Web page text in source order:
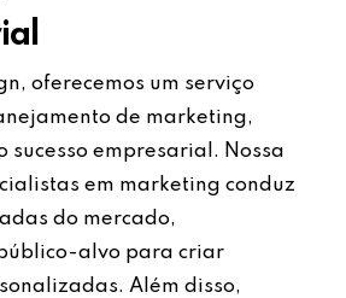
oferecemos um serviço
de marketing,
sucesso empresarial. Nossa
em marketing conduz
do mercado,
alvo para criar
Além disso,